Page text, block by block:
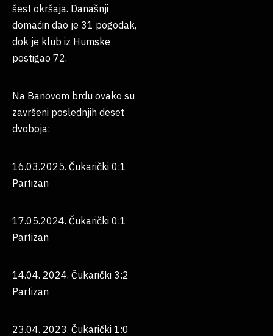
šest okršaja. Današnji
domaćin dao je 31 pogodak,
dok je klub iz Humske
postigao 72.
Na Banovom brdu ovako su
završeni poslednjih deset
dvoboja:
16.03.2025. Čukarički 0:1
Partizan
17.05.2024. Čukarički 0:1
Partizan
14.04. 2024. Čukarički 3:2
Partizan
23.04. 2023. Čukarički 1:0